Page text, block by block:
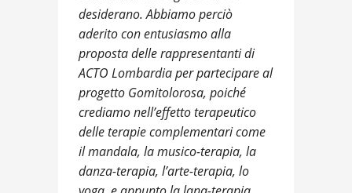
desiderano. Abbiamo perciò
aderito con entusiasmo alla
proposta delle rappresentanti di
ACTO Lombardia per partecipare al
progetto Gomitolorosa, poiché
crediamo nell’effetto terapeutico
delle terapie complementari come
il mandala, la musico-terapia, la
danza-terapia, l’arte-terapia, lo